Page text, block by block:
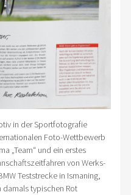
in der Sportfotografie
Foto-Wettbewerb
„Team“ und ein erstes
von Werks-
Teststrecke in Ismaning,
damals typischen Rot